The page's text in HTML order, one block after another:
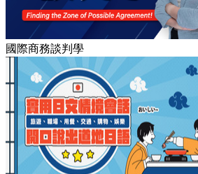
國際商務談判學